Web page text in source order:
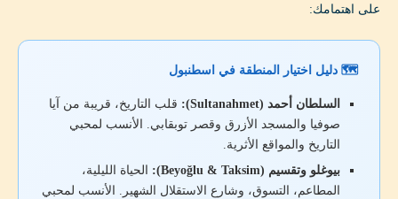
على اهتمامك:
🗺️ دليل اختيار المنطقة في اسطنبول
السلطان أحمد (Sultanahmet):
قلب التاريخ، قريبة من آيا
صوفيا والمسجد الأزرق وقصر توبقابي. الأنسب لمحبي
التاريخ والمواقع الأثرية.
بيوغلو وتقسيم (Beyoğlu & Taksim):
الحياة الليلية،
المطاعم، التسوق، وشارع الاستقلال الشهير. الأنسب لمحبي